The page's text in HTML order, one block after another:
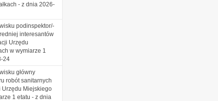
- z dnia 2026-
podinspektor/-
interesantów
Urzędu
w wymiarze 1
24
główny
robót sanitarnych
Urzędu Miejskiego
1 etatu - z dnia